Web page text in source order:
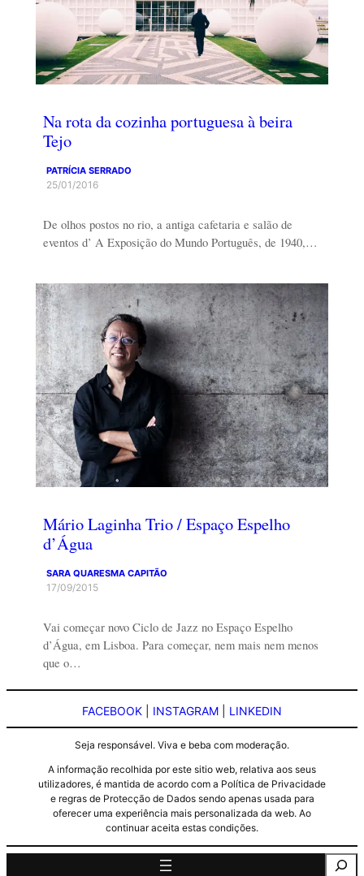
Na rota da cozinha portuguesa à beira
Tejo
PATRÍCIA SERRADO
25/01/2016
De olhos postos no rio, a antiga cafetaria e salão de
eventos d’ A Exposição do Mundo Português, de 1940,…
Mário Laginha Trio / Espaço Espelho
d’Água
SARA QUARESMA CAPITÃO
17/09/2015
Vai começar novo Ciclo de Jazz no Espaço Espelho
d’Água, em Lisboa. Para começar, nem mais nem menos
que o…
FACEBOOK INSTAGRAM LINKEDIN
Seja responsável. Viva e beba com moderação.
A informação recolhida por este sitio web, relativa aos seus
utilizadores, é mantida de acordo com a Política de Privacidade
e regras de Protecção de Dados sendo apenas usada para
oferecer uma experiência mais personalizada da web. Ao
continuar aceita estas condições.